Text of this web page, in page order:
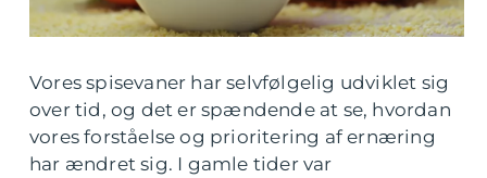
Vores spisevaner har selvfølgelig udviklet sig
over tid, og det er spændende at se, hvordan
vores forståelse og prioritering af ernæring
har ændret sig. I gamle tider var